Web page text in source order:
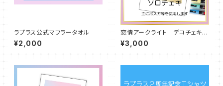
ラプラス公式マフラータオル
¥2,000
恋情アークライト デコチェキ８
月（宿題チェキと同等）
¥3,000